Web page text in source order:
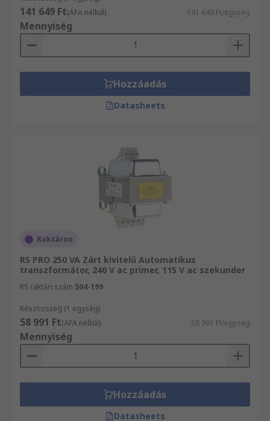
141 649 Ft(ÁFA nélkül) 141 649 Ft/egység
Mennyiség
Hozzáadás
Datasheets
Raktáron
RS PRO 250 VA Zárt kivitelű Automatikus
transzformátor, 240 V ac primer, 115 V ac szekunder
RS raktári szám 504-199
Részösszeg (1 egység)
58 991 Ft(ÁFA nélkül) 58 991 Ft/egység
Mennyiség
Hozzáadás
Datasheets